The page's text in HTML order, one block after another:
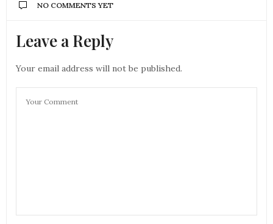
NO COMMENTS YET
Leave a Reply
Your email address will not be published.